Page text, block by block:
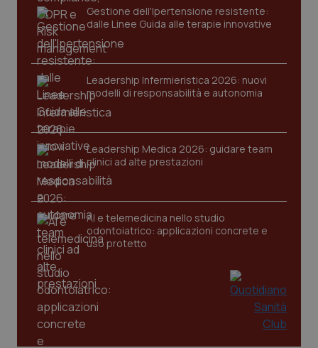
Gestione dell'Ipertensione resistente:
dalle Linee Guida alle terapie innovative
Leadership Infermieristica 2026: nuovi
modelli di responsabilità e autonomia
Leadership Medica 2026: guidare team
clinici ad alte prestazioni
AI e telemedicina nello studio
odontoiatrico: applicazioni concrete e
uso protetto
CookieScriptConsent
tracking-sites-ironfish-
tracking-enable
www.quotidianosanita.it
tracking-sites-ironfish-
session-id
www.quotidianosanita.it